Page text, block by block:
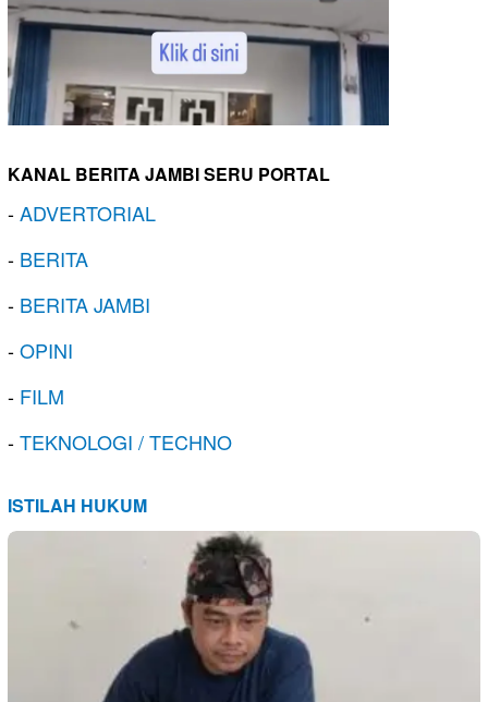
KANAL BERITA JAMBI SERU PORTAL
-ADVERTORIAL
- BERITA
- BERITA JAMBI
-OPINI
- FILM
-TEKNOLOGI / TECHNO
ISTILAH HUKUM